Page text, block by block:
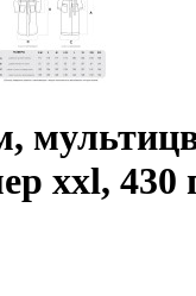
xxl, 430